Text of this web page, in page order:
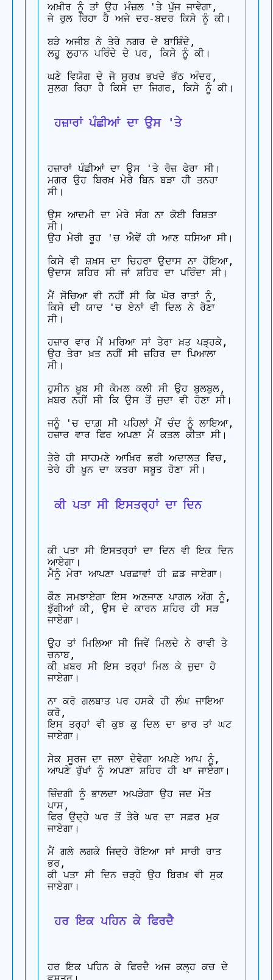
ਅਖ਼ੀਰ ਨੂੰ ਤਾਂ ਉਹ ਮੰਜ਼ਲ 'ਤੇ ਪੁੱਜ ਜਾਵੇਗਾ,
ਜੇ ਰੁਲ ਰਿਹਾ ਹੈ ਅਜੇ ਦਰ-ਬਦਰ ਕਿਸੇ ਨੂੰ ਕੀ।
ਬੜੇ ਅਜੀਬ ਨੇ ਤੇਰੇ ਨਗਰ ਦੇ ਬਾਸ਼ਿੰਦੇ,
ਲਹੂ ਲੁਹਾਨ ਪਰਿੰਦੇ ਦੇ ਪਰ, ਕਿਸੇ ਨੂੰ ਕੀ।
ਘਣੇ ਵਿਯੋਗ ਦੇ ਜੋ ਸੁਰਖ਼ ਭਖਦੇ ਭੱਠ ਅੰਦਰ,
ਸੁਲਗ ਰਿਹਾ ਹੈ ਕਿਸੇ ਦਾ ਜਿਗਰ, ਕਿਸੇ ਨੂੰ ਕੀ।
ਹਜ਼ਾਰਾਂ ਪੰਛੀਆਂ ਦਾ ਉਸ 'ਤੇ
ਹਜ਼ਾਰਾਂ ਪੰਛੀਆਂ ਦਾ ਉਸ 'ਤੇ ਰੋਜ਼ ਫੇਰਾ ਸੀ।
ਮਗਰ ਉਹ ਬਿਰਖ਼ ਮੇਰੇ ਬਿਨ ਬੜਾ ਹੀ ਤਨਹਾ
ਸੀ।
ਉਸ ਆਦਮੀ ਦਾ ਮੇਰੇ ਸੰਗ ਨਾ ਕੋਈ ਰਿਸ਼ਤਾ
ਸੀ।
ਉਹ ਮੇਰੀ ਰੂਹ 'ਚ ਐਵੇਂ ਹੀ ਆਣ ਧਸਿਆ ਸੀ।
ਕਿਸੇ ਵੀ ਸ਼ਖ਼ਸ ਦਾ ਚਿਹਰਾ ਉਦਾਸ ਨਾ ਹੋਇਆ,
ਉਦਾਸ ਸ਼ਹਿਰ ਸੀ ਜਾਂ ਸ਼ਹਿਰ ਦਾ ਪਰਿੰਦਾ ਸੀ।
ਮੈਂ ਸੋਚਿਆ ਵੀ ਨਹੀਂ ਸੀ ਕਿ ਘੋਰ ਰਾਤਾਂ ਨੂੰ,
ਕਿਸੇ ਦੀ ਯਾਦ 'ਚ ਏਨਾਂ ਵੀ ਦਿਲ ਨੇ ਰੋਣਾ
ਸੀ।
ਹਜ਼ਾਰ ਵਾਰ ਮੈਂ ਮਰਿਆ ਸਾਂ ਤੇਰਾ ਖ਼ਤ ਪੜ੍ਹਕੇ,
ਉਹ ਤੇਰਾ ਖ਼ਤ ਨਹੀਂ ਸੀ ਜ਼ਹਿਰ ਦਾ ਪਿਆਲਾ
ਸੀ।
ਹੁਸੀਨ ਖ਼ੂਬ ਸੀ ਕੋਮਲ ਕਲੀ ਸੀ ਉਹ ਬੁਲਬੁਲ,
ਖ਼ਬਰ ਨਹੀਂ ਸੀ ਕਿ ਉਸ ਤੋਂ ਜੁਦਾ ਵੀ ਹੋਣਾ ਸੀ।
ਜਨੂੰ 'ਚ ਦਾਗ਼ ਸੀ ਪਹਿਲਾਂ ਮੈਂ ਚੰਦ ਨੂੰ ਲਾਇਆ,
ਹਜ਼ਾਰ ਵਾਰ ਫਿਰ ਅਪਣਾ ਮੈਂ ਕਤਲ ਕੀਤਾ ਸੀ।
ਤੇਰੇ ਹੀ ਸਾਹਮਣੇ ਆਖ਼ਿਰ ਭਰੀ ਅਦਾਲਤ ਵਿਚ,
ਤੇਰੇ ਹੀ ਖ਼ੂਨ ਦਾ ਕਤਰਾ ਸਬੂਤ ਹੋਣਾ ਸੀ।
ਕੀ ਪਤਾ ਸੀ ਇਸਤਰ੍ਹਾਂ ਦਾ ਦਿਨ
ਕੀ ਪਤਾ ਸੀ ਇਸਤਰ੍ਹਾਂ ਦਾ ਦਿਨ ਵੀ ਇਕ ਦਿਨ
ਆਏਗਾ।
ਮੈਨੂੰ ਮੇਰਾ ਆਪਣਾ ਪਰਛਾਵਾਂ ਹੀ ਛਡ ਜਾਏਗਾ।
ਕੌਣ ਸਮਝਾਏਗਾ ਇਸ ਅਣਜਾਣ ਪਾਗਲ ਅੱਗ ਨੂੰ,
ਝੁੱਗੀਆਂ ਕੀ, ਉਸ ਦੇ ਕਾਰਨ ਸ਼ਹਿਰ ਹੀ ਸੜ
ਜਾਏਗਾ।
ਉਹ ਤਾਂ ਮਿਲਿਆ ਸੀ ਜਿਵੇਂ ਮਿਲਦੇ ਨੇ ਰਾਵੀ ਤੇ
ਚਨਾਬ,
ਕੀ ਖ਼ਬਰ ਸੀ ਇਸ ਤਰ੍ਹਾਂ ਮਿਲ ਕੇ ਜੁਦਾ ਹੋ
ਜਾਏਗਾ।
ਨਾ ਕਰੋ ਗਲਬਾਤ ਪਰ ਹਸਕੇ ਹੀ ਲੰਘ ਜਾਇਆ
ਕਰੋ,
ਇਸ ਤਰ੍ਹਾਂ ਵੀ ਕੁਝ ਕੁ ਦਿਲ ਦਾ ਭਾਰ ਤਾਂ ਘਟ
ਜਾਏਗਾ।
ਸੇਕ ਸੂਰਜ ਦਾ ਜਲਾ ਦੇਵੇਗਾ ਅਪਣੇ ਆਪ ਨੂੰ,
ਆਪਣੇ ਰੁੱਖਾਂ ਨੂੰ ਅਪਣਾ ਸ਼ਹਿਰ ਹੀ ਖਾ ਜਾਏਗਾ।
ਜ਼ਿੰਦਗੀ ਨੂੰ ਭਾਲਦਾ ਅਪੜੇਗਾ ਉਹ ਜਦ ਮੌਤ
ਪਾਸ,
ਫਿਰ ਉਦ੍ਹੇ ਘਰ ਤੋਂ ਤੇਰੇ ਘਰ ਦਾ ਸਫ਼ਰ ਮੁਕ
ਜਾਏਗਾ।
ਮੈਂ ਗਲੇ ਲਗਕੇ ਜਿਦ੍ਹੇ ਰੋਇਆ ਸਾਂ ਸਾਰੀ ਰਾਤ
ਭਰ,
ਕੀ ਪਤਾ ਸੀ ਦਿਨ ਚੜ੍ਹੇ ਉਹ ਬਿਰਖ਼ ਵੀ ਸੁਕ
ਜਾਏਗਾ।
ਹਰ ਇਕ ਪਹਿਨ ਕੇ ਫਿਰਦੈ
ਹਰ ਇਕ ਪਹਿਨ ਕੇ ਫਿਰਦੈ ਅਜ ਕਲ੍ਹ ਕਚ ਦੇ